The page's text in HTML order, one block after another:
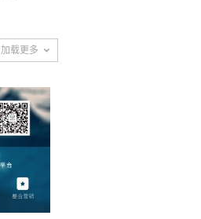
加载更多